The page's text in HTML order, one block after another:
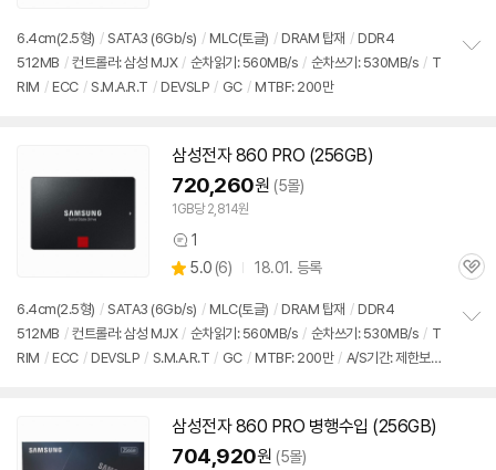
6.4cm(2.5형) / SATA3 (6Gb/s) / MLC(토글) / DRAM 탑재 / DDR4
512MB / 컨트롤러: 삼성 MJX / 순차읽기: 560MB/s / 순차쓰기: 530MB/s / T
RIM / ECC / S.M.A.R.T / DEVSLP / GC / MTBF: 200만
삼성전자 860 PRO (256GB)
720,260원 (5몰)
1GB당 2,814원
상
품
견
1
별
점
5.0 (상
리
뷰
6) 18.01. 등록
관
6.4cm(2.5형) / SATA3 (6Gb/s) / MLC(토글) / DRAM 탑재 / DDR4
512MB / 컨트롤러: 삼성 MJX / 순차읽기: 560MB/s / 순차쓰기: 530MB/s / T
RIM / ECC / DEVSLP / S.M.A.R.T / GC / MTBF: 200만 / A/S기간: 제한보증,
삼성전자 860 PRO 병행수입 (256GB)
704,920원 (5몰)